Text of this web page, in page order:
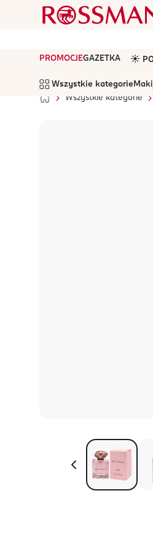
PROMOCJEGAZETKA ☀️
Wszystkie kategorie
Wszystkie kategorie